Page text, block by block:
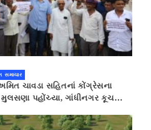
સમાચાર
ચાવડા સહિતનાં કોંગ્રેસના
પહોંચ્યા, ગાંધીનગર કૂચ